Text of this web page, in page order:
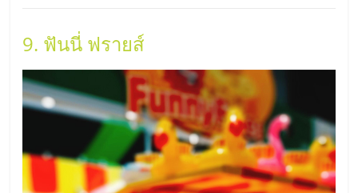
9. ฟันนี่ ฟรายส์